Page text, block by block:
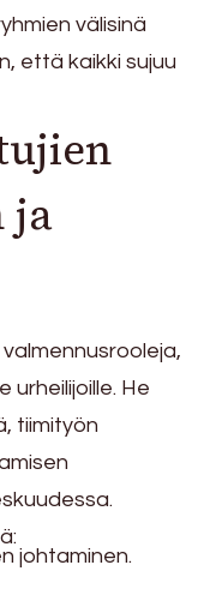
välisinä
että kaikki sujuu
ja
urheilijoille. He
tiimityön
johtaminen.